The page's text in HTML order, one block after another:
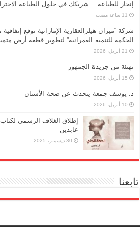
إنجاز للطباعة… شريكك في حلول الطباعة
شركة “ميران هيلزالعقارية الإماراتية توقع
الحكمة للتنمية العمرانية” لتطوير قطعة أرض
21 أبريل، 2026
تهنئة من جريدة الجمهور
15 أبريل، 2026
د. يوسف جمعة يتحدث عن صحة الأسنان
10 أبريل، 2026
إطلاق الغلاف الرسمي لكتاب
عابدين
30 ديسمبر، 2025
تابعنا